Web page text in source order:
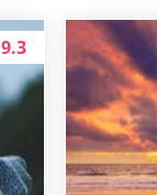
9.3